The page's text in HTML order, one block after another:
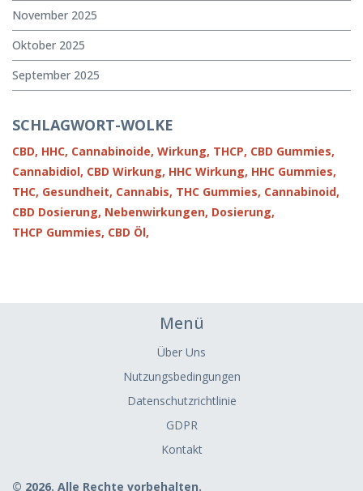
November 2025
Oktober 2025
September 2025
SCHLAGWORT-WOLKE
CBD, HHC, Cannabinoide, Wirkung, THCP, CBD Gummies,
Cannabidiol, CBD Wirkung, HHC Wirkung, HHC Gummies,
THC, Gesundheit, Cannabis, THC Gummies, Cannabinoid,
CBD Dosierung, Nebenwirkungen, Dosierung,
THCP Gummies, CBD Öl,
Menü
Über Uns
Nutzungsbedingungen
Datenschutzrichtlinie
GDPR
Kontakt
© 2026. Alle Rechte vorbehalten.